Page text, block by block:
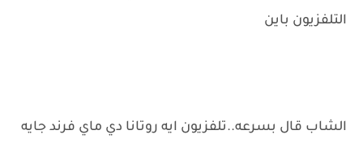
التلفزيون باين
الشاب قال بسرعه..تلفزيون ايه روتانا دي ماي فرند جايه